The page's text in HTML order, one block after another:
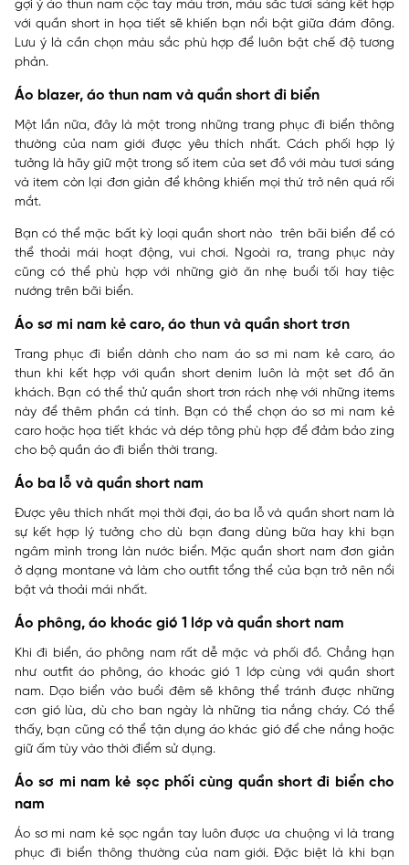
gợi ý áo thun nam cộc tay màu trơn, màu sắc tươi sáng kết hợp
với quần short in họa tiết sẽ khiến bạn nổi bật giữa đám đông.
Lưu ý là cần chọn màu sắc phù hợp để luôn bật chế độ tương
phản.
Áo blazer, áo thun nam và quần short đi biển
Một lần nữa, đây là một trong những trang phục đi biển thông
thường của nam giới được yêu thích nhất. Cách phối hợp lý
tưởng là hãy giữ một trong số item của set đồ với màu tươi sáng
và item còn lại đơn giản để không khiến mọi thứ trở nên quá rối
mắt.
Bạn có thể mặc bất kỳ loại quần short nào trên bãi biển để có
thể thoải mái hoạt động, vui chơi. Ngoài ra, trang phục này
cũng có thể phù hợp với những giờ ăn nhẹ buổi tối hay tiệc
nướng trên bãi biển.
Áo sơ mi nam kẻ caro, áo thun và quần short trơn
Trang phục đi biển dành cho nam áo sơ mi nam kẻ caro, áo
thun khi kết hợp với quần short denim luôn là một set đồ ăn
khách. Bạn có thể thử quần short trơn rách nhẹ với những items
này để thêm phần cá tính. Bạn có thể chọn áo sơ mi nam kẻ
caro hoặc họa tiết khác và dép tông phù hợp để đảm bảo zing
cho bộ quần áo đi biển thời trang.
Áo ba lỗ và quần short nam
Được yêu thích nhất mọi thời đại, áo ba lỗ và quần short nam là
sự kết hợp lý tưởng cho dù bạn đang dùng bữa hay khi bạn
ngâm mình trong làn nước biển. Mặc quần short nam đơn giản
ở dạng montane và làm cho outfit tổng thể của bạn trở nên nổi
bật và thoải mái nhất.
Áo phông, áo khoác gió 1 lớp và quần short nam
Khi đi biển, áo phông nam rất dễ mặc và phối đồ. Chẳng hạn
như outfit áo phông, áo khoác gió 1 lớp cùng với quần short
nam. Dạo biển vào buổi đêm sẽ không thể tránh được những
cơn gió lùa, dù cho ban ngày là những tia nắng cháy. Có thể
thấy, bạn cũng có thể tận dụng áo khác gió để che nắng hoặc
giữ ấm tùy vào thời điểm sử dụng.
Áo sơ mi nam kẻ sọc phối cùng quần short đi biển cho
nam
Áo sơ mi nam kẻ sọc ngắn tay luôn được ưa chuộng vì là trang
phục đi biển thông thường của nam giới. Đặc biệt là khi bạn